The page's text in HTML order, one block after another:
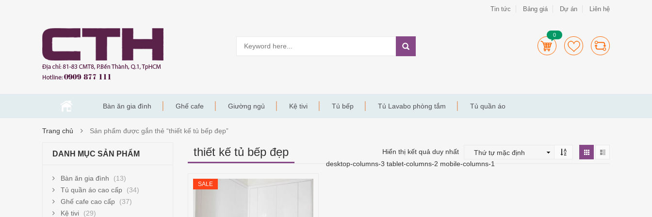
Tin tức Bảng giá Dự án Liên hệ
0
Bàn ăn gia đình Ghế cafe Giường ngủ Kệ tivi Tủ bếp Tủ Lavabo phòng tắm Tủ quần áo
Trang chủ Sản phẩm được gắn thẻ “thiết kế tủ bếp đẹp”
thiết kế tủ bếp đẹp
Hiển thị kết quả duy nhất
desktop-columns-3 tablet-columns-2 mobile-columns-1
SALE
DANH MỤC SẢN PHẨM
Bàn ăn gia đình
(13)
Tủ quần áo cao cấp
(34)
Ghế cafe cao cấp
(37)
Kệ tivi
(29)